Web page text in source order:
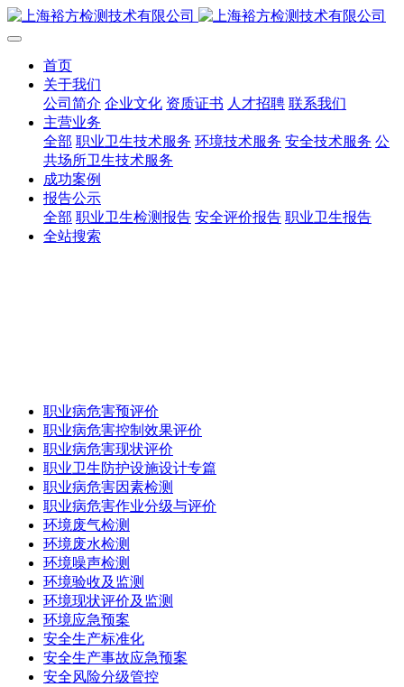
首页
关于我们
公司简介 企业文化 资质证书 人才招聘 联系我们
主营业务
全部 职业卫生技术服务 环境技术服务 安全技术服务 公
共场所卫生技术服务
成功案例
报告公示
全部 职业卫生检测报告 安全评价报告 职业卫生报告
全站搜索
职业病危害预评价
职业病危害控制效果评价
职业病危害现状评价
职业卫生防护设施设计专篇
职业病危害因素检测
职业病危害作业分级与评价
环境废气检测
环境废水检测
环境噪声检测
环境验收及监测
环境现状评价及监测
环境应急预案
安全生产标准化
安全生产事故应急预案
安全风险分级管控